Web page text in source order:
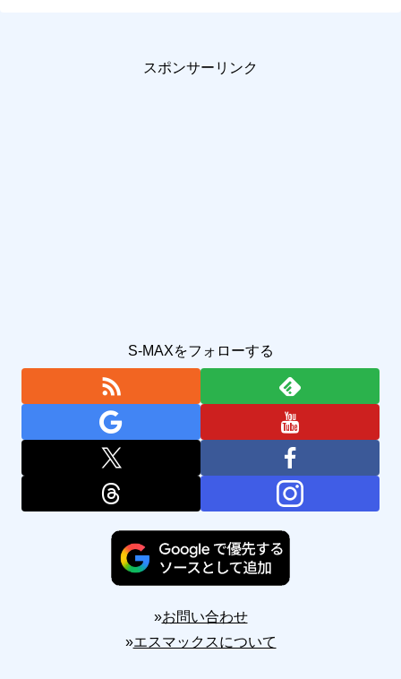
スポンサーリンク
S-MAXをフォローする
»お問い合わせ
»エスマックスについて